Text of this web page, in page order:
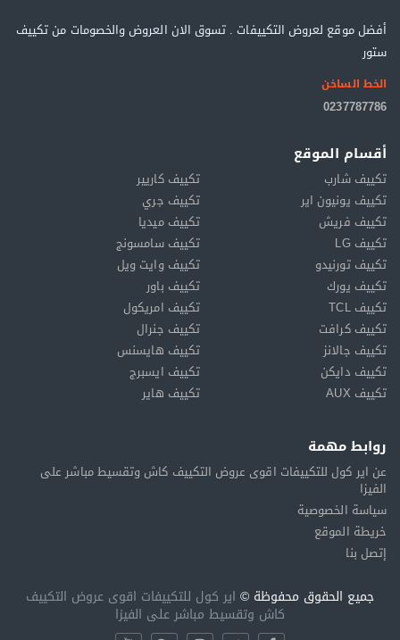
أفضل موقع لعروض التكييفات . تسوق الان العروض والخصومات من تكييف
ستور
الخط الساخن
0237787786
أقسام الموقع
تكييف شارب
تكييف كاريير
تكييف يونيون اير
تكييف جري
تكييف فريش
تكييف ميديا
تكييف LG
تكييف سامسونج
تكييف تورنيدو
تكييف وايت ويل
تكييف يورك
تكييف باور
تكييف TCL
تكييف امريكول
تكييف كرافت
تكييف جنرال
تكييف جالانز
تكييف هايسنس
تكييف دايكن
تكييف ايسبرج
تكييف AUX
تكييف هاير
روابط مهمة
عن اير كول للتكييفات اقوى عروض التكييف كاش وتقسيط مباشر على
الفيزا
سياسة الخصوصية
خريطة الموقع
إتصل بنا
جميع الحقوق محفوظة © اير كول للتكييفات اقوى عروض التكييف
كاش وتقسيط مباشر على الفيزا